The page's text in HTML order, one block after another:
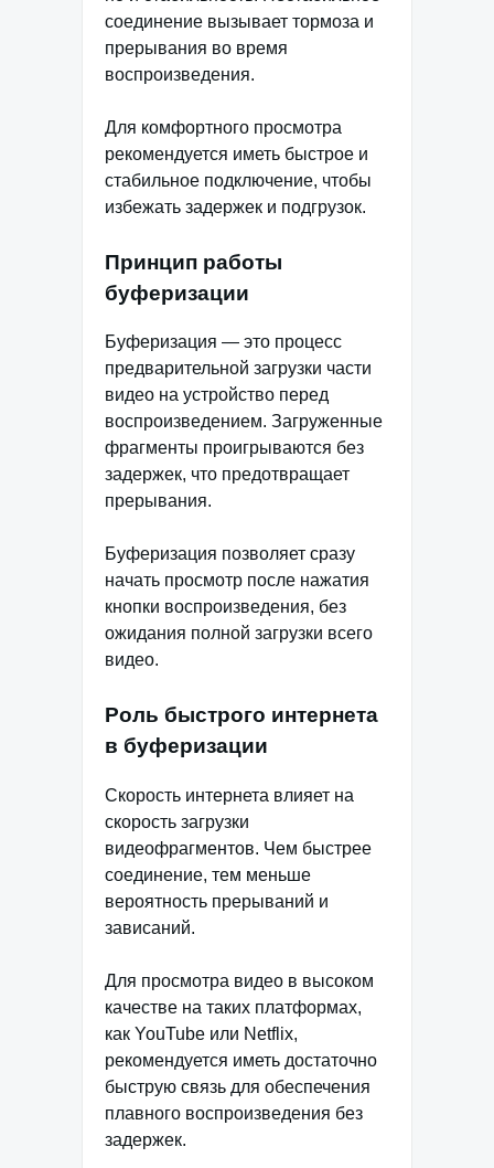
соединение вызывает тормоза и
прерывания во время
воспроизведения.
Для комфортного просмотра
рекомендуется иметь быстрое и
стабильное подключение, чтобы
избежать задержек и подгрузок.
Принцип работы
буферизации
Буферизация — это процесс
предварительной загрузки части
видео на устройство перед
воспроизведением. Загруженные
фрагменты проигрываются без
задержек, что предотвращает
прерывания.
Буферизация позволяет сразу
начать просмотр после нажатия
кнопки воспроизведения, без
ожидания полной загрузки всего
видео.
Роль быстрого интернета
в буферизации
Скорость интернета влияет на
скорость загрузки
видеофрагментов. Чем быстрее
соединение, тем меньше
вероятность прерываний и
зависаний.
Для просмотра видео в высоком
качестве на таких платформах,
как YouTube или Netflix,
рекомендуется иметь достаточно
быструю связь для обеспечения
плавного воспроизведения без
задержек.